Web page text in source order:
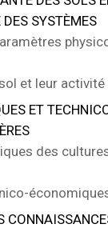
SYSTÈMES
et leur activité
ET
des